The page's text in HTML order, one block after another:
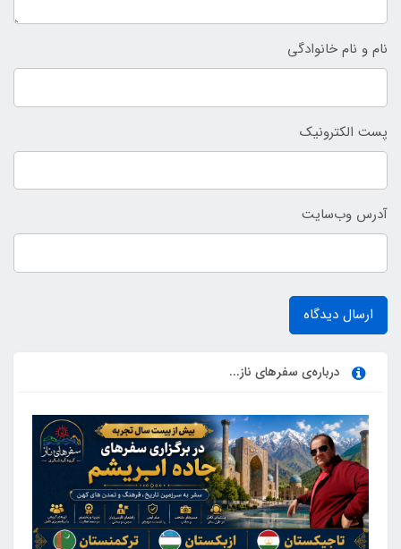
نام و نام خانوادگی
پست الکترونیک
آدرس وب‌سایت
ارسال دیدگاه
درباره‌ی سفرهای ناز...